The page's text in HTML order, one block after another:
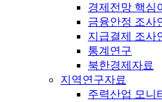
경제전망 핵심
금융안정 조사
지급결제 조사
통계연구
북한경제자료
지역연구자료
주력산업 모니